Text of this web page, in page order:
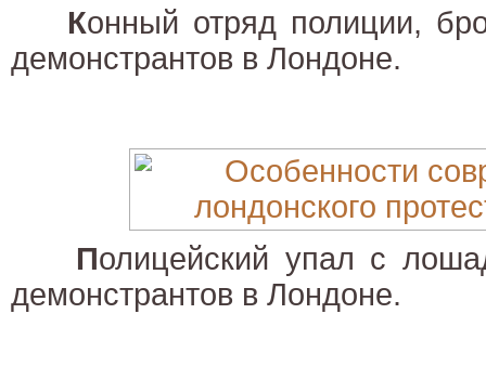
Конный отряд полиции,
демонстрантов в Лондоне.
Полицейский упал с
демонстрантов в Лондоне.